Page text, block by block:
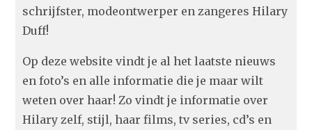
schrijfster, modeontwerper en zangeres Hilary
Duff!
Op deze website vindt je al het laatste nieuws
en foto’s en alle informatie die je maar wilt
weten over haar! Zo vindt je informatie over
Hilary zelf, stijl, haar films, tv series, cd’s en